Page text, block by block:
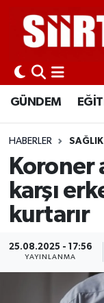
GÜNDEM
HABERLER SAĞLIK
Koroner
karşı
kurtarır
25.08.2025 - 17:56
YAYINLANMA
GÜNDEM
EĞİTİM
SİYASET
SPOR
KÜLTÜR-
SAĞLIK-
Siirt
Siirt Hava
Siirt Namaz
Siirt Trafik
Süper Lig
Son Dakika
Haber Arşivi